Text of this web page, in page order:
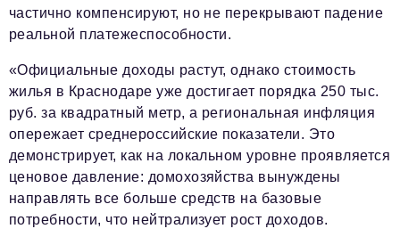
частично компенсируют, но не перекрывают падение
реальной платежеспособности.
«Официальные доходы растут, однако стоимость
жилья в Краснодаре уже достигает порядка 250 тыс.
руб. за квадратный метр, а региональная инфляция
опережает среднероссийские показатели. Это
демонстрирует, как на локальном уровне проявляется
ценовое давление: домохозяйства вынуждены
направлять все больше средств на базовые
потребности, что нейтрализует рост доходов.